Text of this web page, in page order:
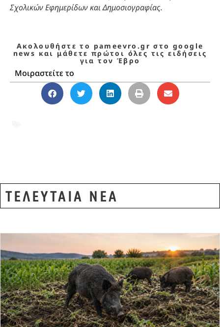
Σχολικών Εφημερίδων και Δημοσιογραφίας.
Ακολουθήστε το pameevro.gr στο google
news και μάθετε πρώτοι όλες τις ειδήσεις
για τον Έβρο
Μοιραστείτε το
ΤΕΛΕΥΤΑΙΑ ΝΕΑ